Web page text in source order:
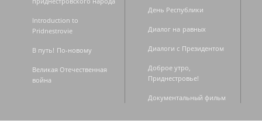
Introduction to
Pridnestrovie
В путь! По-новому
Великая Отечественная
война
День Республики
Диалог на равных
Диалоги с Президентом
Доброе утро,
Приднестровье!
Документальный фильм